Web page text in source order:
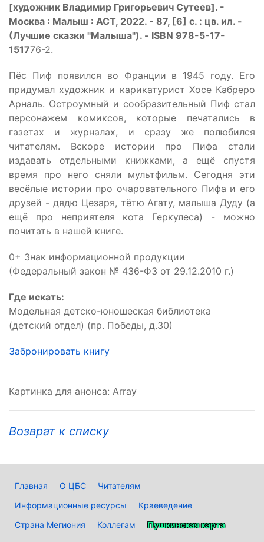
[художник Владимир Григорьевич Сутеев]. -
Москва : Малыш : АСТ, 2022. - 87, [6] с. : цв. ил. -
(Лучшие сказки "Малыша"). - ISBN 978-5-17-
151776-2.
Пёс Пиф появился во Франции в 1945 году. Его
придумал художник и карикатурист Хосе Кабреро
Арналь. Остроумный и сообразительный Пиф стал
персонажем комиксов, которые печатались в
газетах и журналах, и сразу же полюбился
читателям. Вскоре истории про Пифа стали
издавать отдельными книжками, а ещё спустя
время про него сняли мультфильм. Сегодня эти
весёлые истории про очаровательного Пифа и его
друзей - дядю Цезаря, тётю Агату, малыша Дуду (а
ещё про неприятеля кота Геркулеса) - можно
почитать в нашей книге.
0+ Знак информационной продукции
(Федеральный закон № 436-ФЗ от 29.12.2010 г.)
Где искать:
Модельная детско-юношеская библиотека
(детский отдел) (пр. Победы, д.30)
Забронировать книгу
Картинка для анонса: Array
Возврат к списку
Главная О ЦБС
Читателям
Информационные ресурсы
Краеведение
Страна Мегиония
Коллегам Пушкинская карта